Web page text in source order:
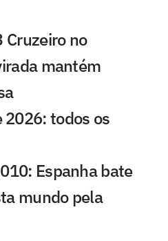
no
mantém
2026: todos os
Espanha bate
mundo pela